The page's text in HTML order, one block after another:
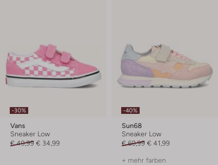
-30%
Vans
Sneaker Low
€ 49,99 € 34,99
-40%
Sun68
Sneaker Low
€ 69,99 € 41,99
+ mehr farben